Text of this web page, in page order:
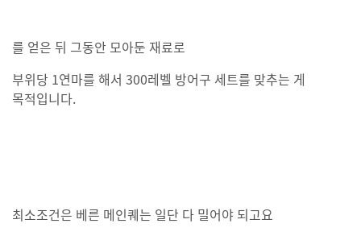
를 얻은 뒤 그동안 모아둔 재료로
부위당 1연마를 해서 300레벨 방어구 세트를 맞추는 게
목적입니다.
최소조건은 베른 메인퀘는 일단 다 밀어야 되고요